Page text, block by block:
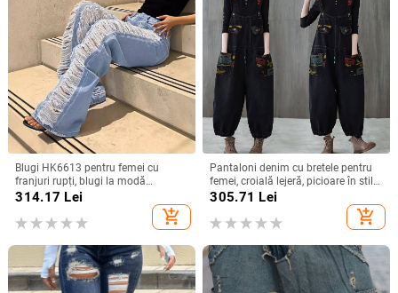
Blugi HK6613 pentru femei cu
franjuri rupți, blugi la modă
stradală
314.17 Lei
add_shopping_cart
Pantaloni denim cu bretele pentru
femei, croială lejeră, picioare în stil
lanternă, denim din bumbac cu
Primăvara 2024
305.71 Lei
add_shopping_cart